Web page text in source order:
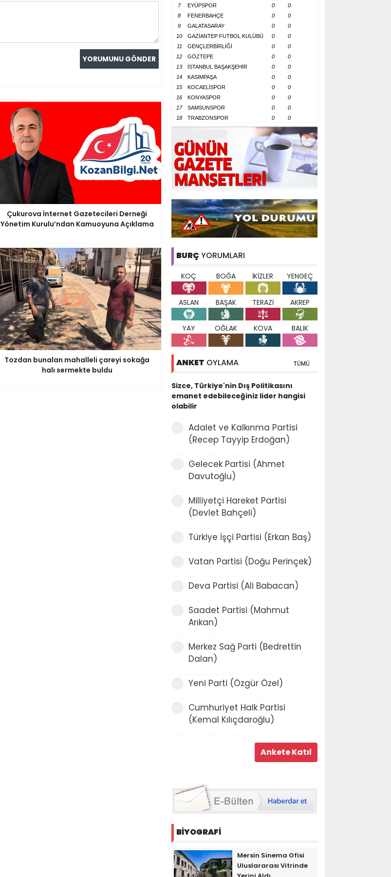
Çukurova İnternet Gazetecileri Derneği
Yönetim Kurulu’ndan Kamuoyuna Açıklama
Tozdan bunalan mahalleli çareyi sokağa
halı sermekte buldu
7
EYÜPSPOR 0
0
8
FENERBAHÇE 0
0
9
GALATASARAY 0
0
10
GAZİANTEP FUTBOL KULÜBÜ 0
0
11
GENÇLERBİRLİĞİ 0
0
12
GÖZTEPE 0
0
13
İSTANBUL BAŞAKŞEHİR 0
0
14
KASIMPAŞA 0
0
15
KOCAELİSPOR 0
0
16
KONYASPOR 0
0
17
SAMSUNSPOR 0
0
18
TRABZONSPOR 0 0
BURÇ YORUMLARI
KOÇ BOĞA İKİZLER YENGEÇ
ASLAN BAŞAK TERAZİ AKREP
YAY OĞLAK KOVA BALIK
ANKET OYLAMA TÜMÜ
Sizce, Türkiye'nin Dış Politikasını
emanet edebileceğiniz lider hangisi
olabilir
Adalet ve Kalkınma Partisi
(Recep Tayyip Erdoğan)
Gelecek Partisi (Ahmet
Davutoğlu)
Milliyetçi Hareket Partisi
(Devlet Bahçeli)
Türkiye İşçi Partisi (Erkan Baş)
Vatan Partisi (Doğu Perinçek)
Deva Partisi (Ali Babacan)
Saadet Partisi (Mahmut
Arıkan)
Merkez Sağ Parti (Bedrettin
Dalan)
Yeni Parti (Özgür Özel)
Cumhuriyet Halk Partisi
(Kemal Kılıçdaroğlu)
BİYOGRAFİ
Mersin Sinema Ofisi
Uluslararası Vitrinde